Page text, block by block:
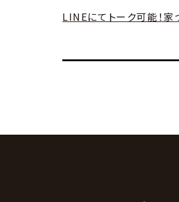
LINEにてトーク可能！家